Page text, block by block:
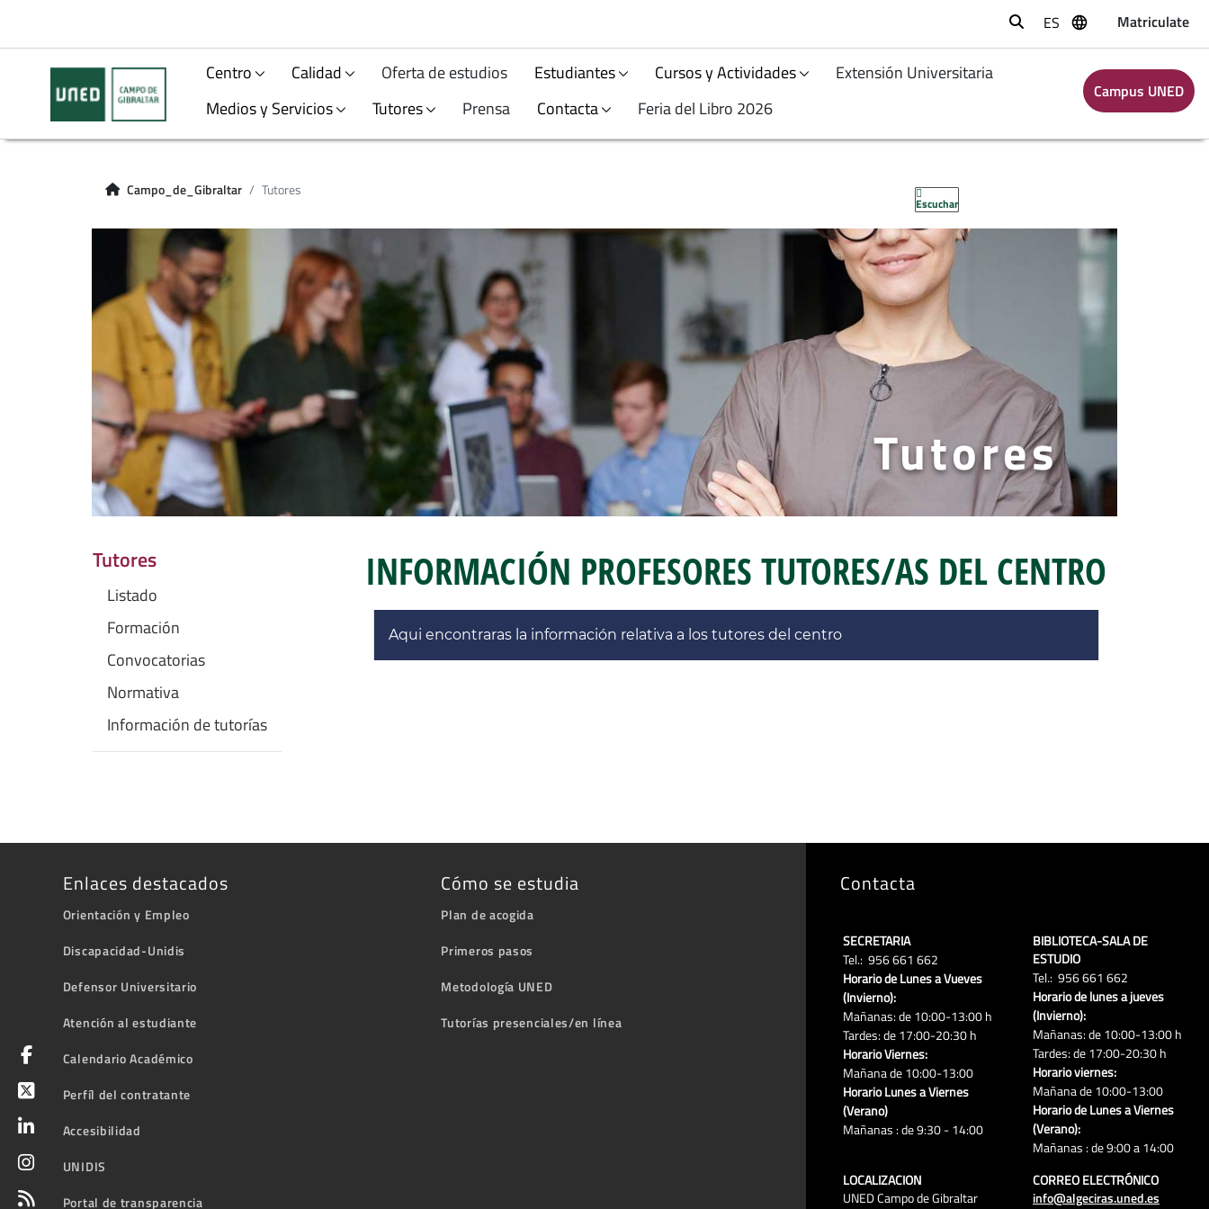
Buscar
ES Matriculate
Centro Calidad Oferta de estudios Estudiantes Cursos y Actividades
Extensión Universitaria
Medios y Servicios
Tutores Prensa Contacta Feria del Libro 2026
Campus UNED
Campo_de_Gibraltar Tutores
Escuchar
Tutores
Tutores
Listado
Formación
Convocatorias
Normativa
Información de tutorías
INFORMACIÓN PROFESORES TUTORES/AS DEL CENTRO
Aqui encontraras la información relativa a los tutores del centro
Enlaces destacados
Orientación y Empleo
Discapacidad-Unidis
Defensor Universitario
Atención al estudiante
Calendario Académico
Perfíl del contratante
Accesibilidad
UNIDIS
Portal de transparencia
Cómo se estudia
Plan de acogida
Primeros pasos
Metodología UNED
Tutorías presenciales/en línea
Contacta
SECRETARIA
Tel.: 956 661 662
Horario de Lunes a Vueves
(Invierno):
Mañanas: de 10:00-13:00 h
Tardes: de 17:00-20:30 h
Horario Viernes:
Mañana de 10:00-13:00
Horario Lunes a Viernes
(Verano)
Mañanas : de 9:30 - 14:00
BIBLIOTECA-SALA DE
ESTUDIO
Tel.: 956 661 662
Horario de lunes a jueves
(Invierno):
Mañanas: de 10:00-13:00 h
Tardes: de 17:00-20:30 h
Horario viernes:
Mañana de 10:00-13:00
Horario de Lunes a Viernes
(Verano):
Mañanas : de 9:00 a 14:00
LOCALIZACION
UNED Campo de Gibraltar
CORREO ELECTRÓNICO
info@algeciras.uned.es